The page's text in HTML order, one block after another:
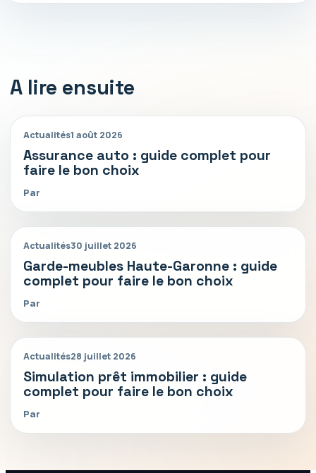
A lire ensuite
Actualités1 août 2026
Assurance auto : guide complet pour
faire le bon choix
Par
Actualités30 juillet 2026
Garde-meubles Haute-Garonne : guide
complet pour faire le bon choix
Par
Actualités28 juillet 2026
Simulation prêt immobilier : guide
complet pour faire le bon choix
Par